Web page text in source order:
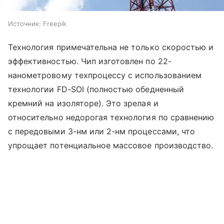
Источник: Freepik
Технология примечательна не только скоростью и
эффективностью. Чип изготовлен по 22-
нанометровому техпроцессу с использованием
технологии FD-SOI (полностью обедненный
кремний на изоляторе). Это зрелая и
относительно недорогая технология по сравнению
с передовыми 3-нм или 2-нм процессами, что
упрощает потенциальное массовое производство.